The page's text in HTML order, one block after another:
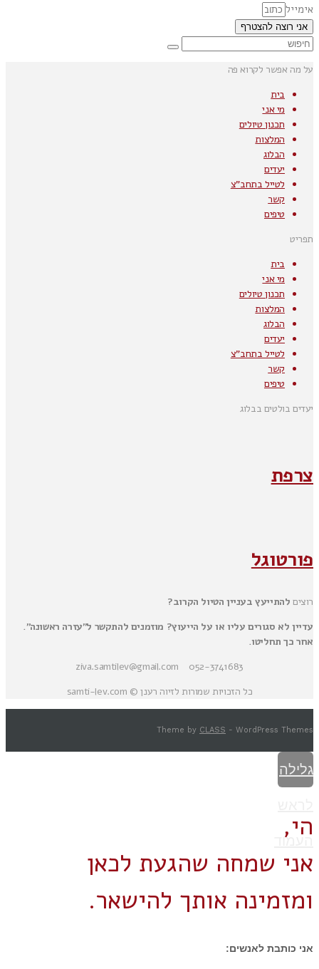
אימייל
אני רוצה להצטרף
על מה אפשר לקרוא פה
בית
מי אני
תכנון טיולים
המלצות
הבלוג
יעדים
לטייל בתחב"צ
קשר
טיפים
תפריט
בית
מי אני
תכנון טיולים
המלצות
הבלוג
יעדים
לטייל בתחב"צ
קשר
טיפים
יעדים בולטים בבלוג
צרפת
פורטוגל
רוצים להתייעץ בעניין הטיול הקרוב?
עדיין לא סגורים עליו או על הייעוץ? מוזמנים להתקשר ל"עזרה ראשונה".
אחר כך תחליטו.
052-3741683 ziva.samtilev@gmail.com
כל הזכויות שמורות לזיוה רענן © samti-lev.com
Theme by CLASS - WordPress Themes
גלילה
העמוד
הי,
אני שמחה שהגעת לכאן
ומזמינה אותך להישאר.
אני כותבת לאנשים: